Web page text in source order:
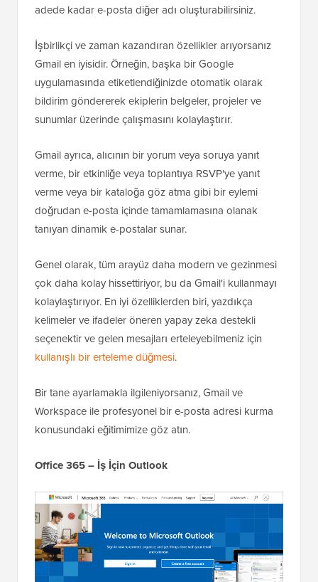
adede kadar e-posta diğer adı oluşturabilirsiniz.
İşbirlikçi ve zaman kazandıran özellikler arıyorsanız
Gmail en iyisidir. Örneğin, başka bir Google
uygulamasında etiketlendiğinizde otomatik olarak
bildirim göndererek ekiplerin belgeler, projeler ve
sunumlar üzerinde çalışmasını kolaylaştırır.
Gmail ayrıca, alıcının bir yorum veya soruya yanıt
verme, bir etkinliğe veya toplantıya RSVP'ye yanıt
verme veya bir kataloğa göz atma gibi bir eylemi
doğrudan e-posta içinde tamamlamasına olanak
tanıyan dinamik e-postalar sunar.
Genel olarak, tüm arayüz daha modern ve gezinmesi
çok daha kolay hissettiriyor, bu da Gmail'i kullanmayı
kolaylaştırıyor. En iyi özelliklerden biri, yazdıkça
kelimeler ve ifadeler öneren yapay zeka destekli
seçenektir ve gelen mesajları erteleyebilmeniz için
kullanışlı bir erteleme düğmesi.
Bir tane ayarlamakla ilgileniyorsanız, Gmail ve
Workspace ile profesyonel bir e-posta adresi kurma
konusundaki eğitimimize göz atın.
Office 365 – İş İçin Outlook